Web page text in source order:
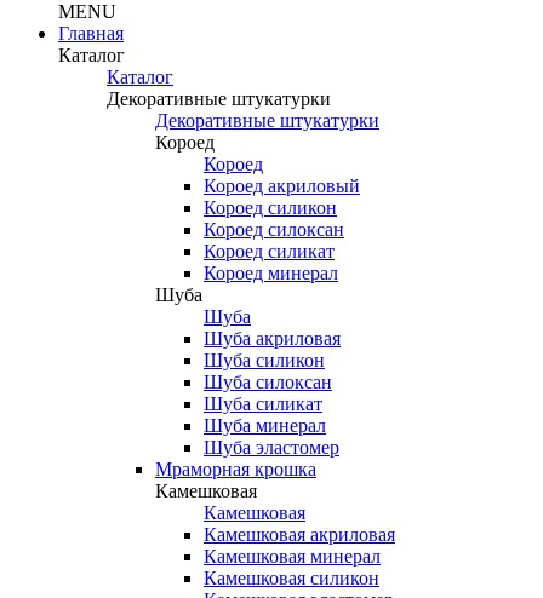
MENU
Главная
Каталог
Каталог
Декоративные штукатурки
Декоративные штукатурки
Короед
Короед
Короед акриловый
Короед силикон
Короед силоксан
Короед силикат
Короед минерал
Шуба
Шуба
Шуба акриловая
Шуба силикон
Шуба силоксан
Шуба силикат
Шуба минерал
Шуба эластомер
Мраморная крошка
Камешковая
Камешковая
Камешковая акриловая
Камешковая минерал
Камешковая силикон